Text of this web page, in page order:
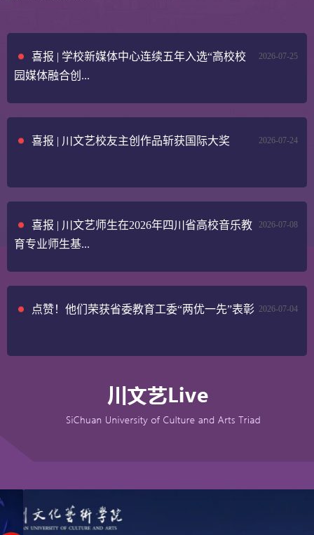
2026-07-25
喜报 | 学校新媒体中心连续五年入选“高校校
园媒体融合创...
2026-07-24
喜报 | 川文艺校友主创作品斩获国际大奖
2026-07-08
喜报 | 川文艺师生在2026年四川省高校音乐教
育专业师生基...
2026-07-04
点赞！他们荣获省委教育工委“两优一先”表彰